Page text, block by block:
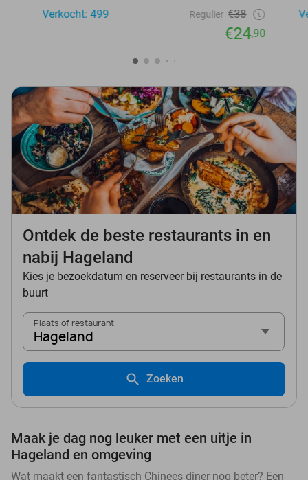
Verkocht: 499
Regulier €38
€24,90
Ontdek de beste restaurants in en
nabij Hageland
Kies je bezoekdatum en reserveer bij restaurants in de
buurt
Plaats of restaurant
Hageland
Zoeken
Maak je dag nog leuker met een uitje in
Hageland en omgeving
Wat maakt een fantastisch Chinees diner nog beter? Een